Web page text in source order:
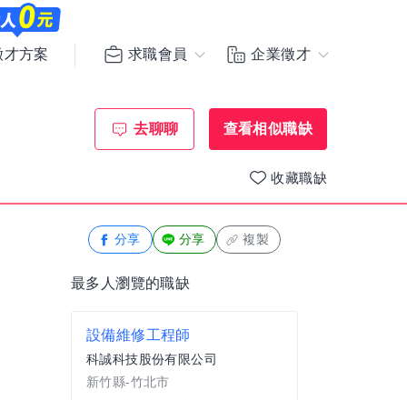
才方案 求職會員 企業徵才
去聊聊 查看相似職缺
收藏職缺
分享 分享 複製
最多人瀏覽的職缺
設備維修工程師
科誠科技股份有限公司
新竹縣-竹北市